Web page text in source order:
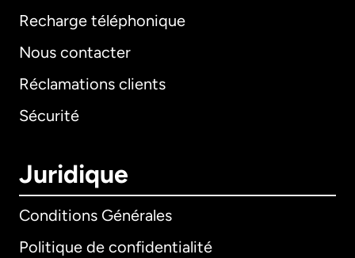
Recharge téléphonique
Nous contacter
Réclamations clients
Sécurité
Juridique
Conditions Générales
Politique de confidentialité